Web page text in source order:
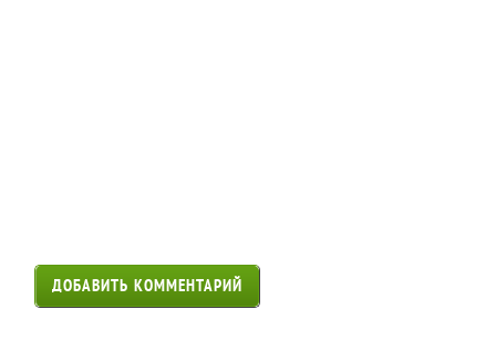
ДОБАВИТЬ КОММЕНТАРИЙ